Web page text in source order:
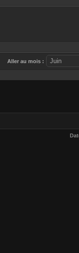
Aller au mois :